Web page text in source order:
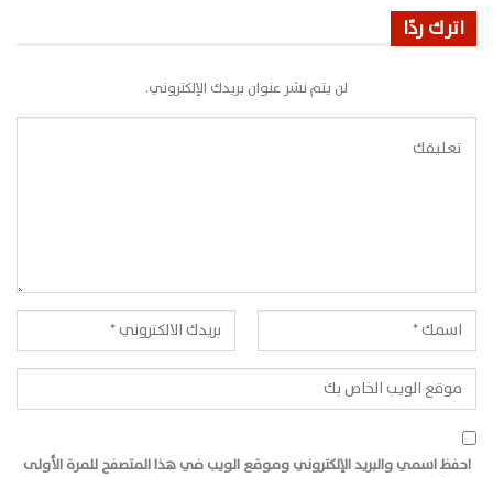
اترك ردًا
لن يتم نشر عنوان بريدك الإلكتروني.
احفظ اسمي والبريد الإلكتروني وموقع الويب في هذا المتصفح للمرة الأولى